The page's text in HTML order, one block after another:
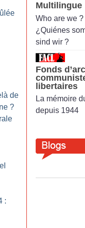
de
?
:
Multilingue
Who are we ?
¿Quiénes
sind wir ?
Fonds
libertaires
La mémoire
depuis 1944